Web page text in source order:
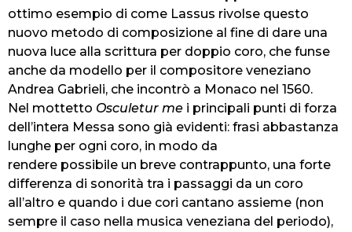
ottimo esempio di come Lassus rivolse questo
nuovo metodo di composizione al fine di dare una
nuova luce alla scrittura per doppio coro, che funse
anche da modello per il compositore veneziano
Andrea Gabrieli, che incontrò a Monaco nel 1560.
Nel mottetto Osculetur me i principali punti di forza
dell’intera Messa sono già evidenti: frasi abbastanza
lunghe per ogni coro, in modo da
rendere possibile un breve contrappunto, una forte
differenza di sonorità tra i passaggi da un coro
all’altro e quando i due cori cantano assieme (non
sempre il caso nella musica veneziana del periodo),